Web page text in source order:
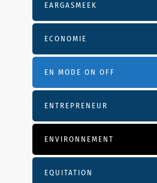
EARGASMEEK
ECONOMIE
EN MODE ON OFF
ENTREPRENEUR
ENVIRONNEMENT
EQUITATION